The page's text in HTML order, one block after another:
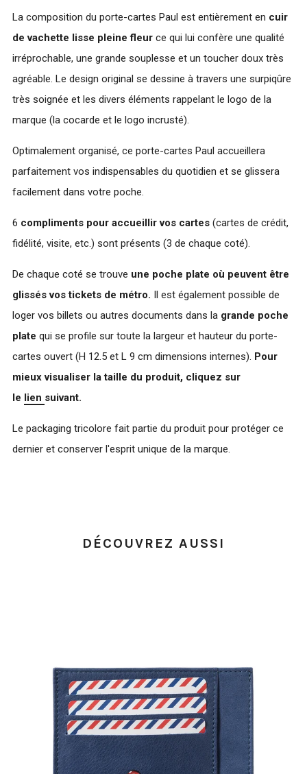
La composition du porte-cartes Paul est entièrement en cuir
de vachette lisse pleine fleur ce qui lui confère une qualité
irréprochable, une grande souplesse et un toucher doux très
agréable. Le design original se dessine à travers une surpiqûre
très soignée et les divers éléments rappelant le logo de la
marque (la cocarde et le logo incrusté).
Optimalement organisé, ce porte-cartes Paul accueillera
parfaitement vos indispensables du quotidien et se glissera
facilement dans votre poche.
6 compliments pour accueillir vos cartes (cartes de crédit,
fidélité, visite, etc.) sont présents (3 de chaque coté).
De chaque coté se trouve une poche plate où peuvent être
glissés vos tickets de métro. Il est également possible de
loger vos billets ou autres documents dans la grande poche
plate qui se profile sur toute la largeur et hauteur du porte-
cartes ouvert (H 12.5 et L 9 cm dimensions internes). Pour
mieux visualiser la taille du produit, cliquez sur
le lien suivant.
Le packaging tricolore fait partie du produit pour protéger ce
dernier et conserver l'esprit unique de la marque.
DÉCOUVREZ AUSSI